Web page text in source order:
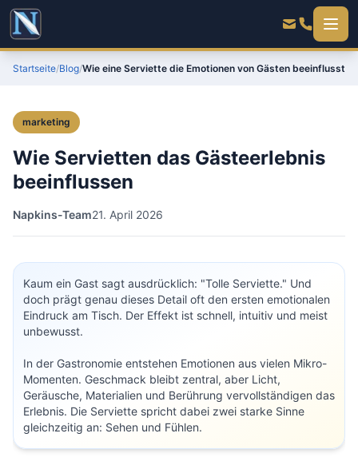
Startseite/Blog/Wie eine Serviette die Emotionen von Gästen beeinflusst
marketing
Wie Servietten das Gästeerlebnis
beeinflussen
Napkins-Team21. April 2026
Kaum ein Gast sagt ausdrücklich: "Tolle Serviette." Und
doch prägt genau dieses Detail oft den ersten emotionalen
Eindruck am Tisch. Der Effekt ist schnell, intuitiv und meist
unbewusst.
In der Gastronomie entstehen Emotionen aus vielen Mikro-
Momenten. Geschmack bleibt zentral, aber Licht,
Geräusche, Materialien und Berührung vervollständigen das
Erlebnis. Die Serviette spricht dabei zwei starke Sinne
gleichzeitig an: Sehen und Fühlen.